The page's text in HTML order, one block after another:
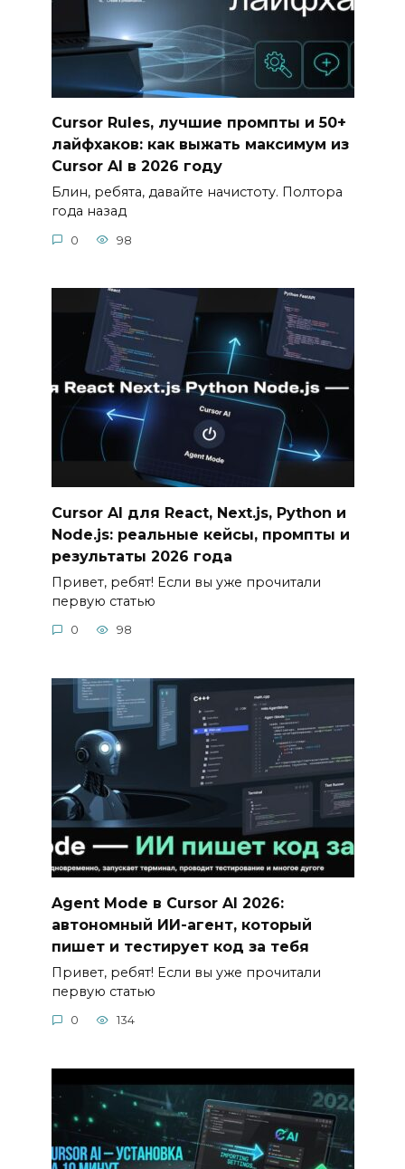
Cursor Rules, лучшие промпты и 50+
лайфхаков: как выжать максимум из
Cursor AI в 2026 году
Блин, ребята, давайте начистоту. Полтора
года назад
0 98
Cursor AI для React, Next.js, Python и
Node.js: реальные кейсы, промпты и
результаты 2026 года
Привет, ребят! Если вы уже прочитали
первую статью
0 98
Agent Mode в Cursor AI 2026:
автономный ИИ-агент, который
пишет и тестирует код за тебя
Привет, ребят! Если вы уже прочитали
первую статью
0 134